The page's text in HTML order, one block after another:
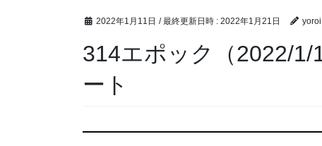
2022年1月11日 / 最終更新日時 : 2022年1月21日
314エポック（2022/1/
ート